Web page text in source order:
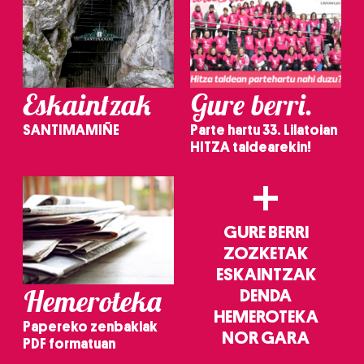
Eskaintzak
SANTIMAMIÑE
Gure berri.
Parte hartu 33. Lilatoian
HITZA taldearekin!
Hemeroteka
Papereko zenbakiak
PDF formatuan
+
GURE BERRI
ZOZKETAK
ESKAINTZAK
DENDA
HEMEROTEKA
NOR GARA